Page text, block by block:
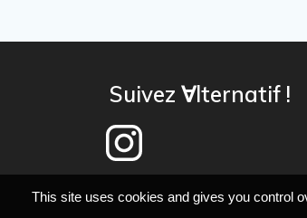
Suivez ∀lternatif !
This site uses cookies and gives you control